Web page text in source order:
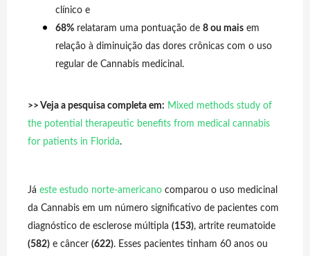
clínico e
68% relataram uma pontuação de 8 ou mais em
relação à diminuição das dores crônicas com o uso
regular de Cannabis medicinal.
>> Veja a pesquisa completa em: Mixed methods study of
the potential therapeutic benefits from medical cannabis
for patients in Florida.
Já este estudo norte-americano comparou o uso medicinal
da Cannabis em um número significativo de pacientes com
diagnóstico de esclerose múltipla (153), artrite reumatoide
(582) e câncer (622). Esses pacientes tinham 60 anos ou